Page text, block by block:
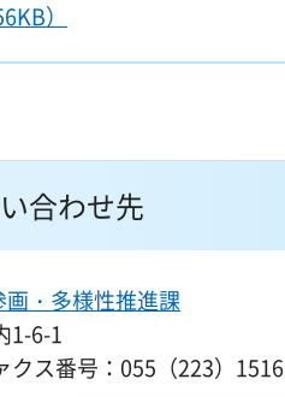
）
合わせ先
・多様性推進課
1-6-1
ス番号：055（223）1516